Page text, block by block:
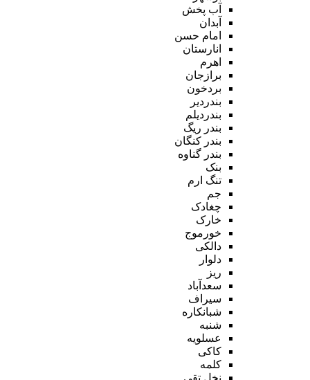
آب پخش
آبدان
امام حسن
انارستان
اهرم
برازجان
بردخون
بندردیر
بندردیلم
بندر ریگ
بندر کنگان
بندر گناوه
بنک
تنگ ارم
جم
چغادک
خارک
خورموج
دالکی
دلوار
ریز
سعدآباد
سیراف
شبانکاره
شنبه
عسلویه
کاکی
کلمه
نخل تقی